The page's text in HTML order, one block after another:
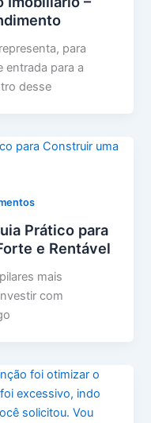
para
entrada para a
desse
Prático para
e Rentável
mais
com